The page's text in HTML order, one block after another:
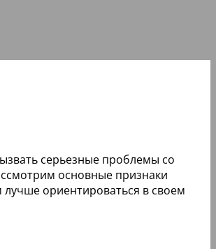
серьезные проблемы со
основные признаки
ориентироваться в своем